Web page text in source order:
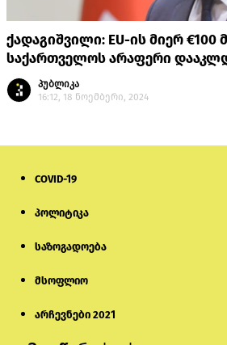
ქადაგიშვილი: EU-ის მიერ
საქართველოს არაფერი
პუბლიკა
16:12, 18 ნოემბერი, 2024
COVID-19
პოლიტიკა
საზოგადოება
მსოფლიო
არჩევნები 2021